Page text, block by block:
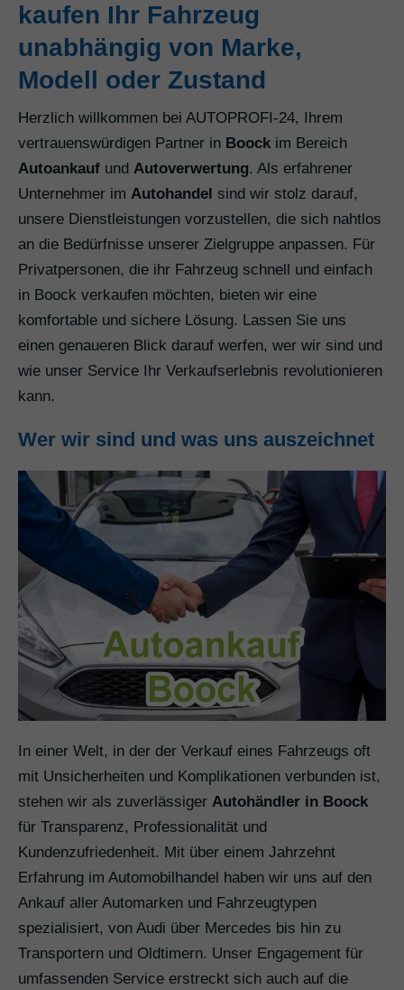
kaufen Ihr Fahrzeug
unabhängig von Marke,
Modell oder Zustand
Herzlich willkommen bei AUTOPROFI-24, Ihrem
vertrauenswürdigen Partner in Boock im Bereich
Autoankauf und Autoverwertung. Als erfahrener
Unternehmer im Autohandel sind wir stolz darauf,
unsere Dienstleistungen vorzustellen, die sich nahtlos
an die Bedürfnisse unserer Zielgruppe anpassen. Für
Privatpersonen, die ihr Fahrzeug schnell und einfach
in Boock verkaufen möchten, bieten wir eine
komfortable und sichere Lösung. Lassen Sie uns
einen genaueren Blick darauf werfen, wer wir sind und
wie unser Service Ihr Verkaufserlebnis revolutionieren
kann.
Wer wir sind und was uns auszeichnet
In einer Welt, in der der Verkauf eines Fahrzeugs oft
mit Unsicherheiten und Komplikationen verbunden ist,
stehen wir als zuverlässiger Autohändler in Boock
für Transparenz, Professionalität und
Kundenzufriedenheit. Mit über einem Jahrzehnt
Erfahrung im Automobilhandel haben wir uns auf den
Ankauf aller Automarken und Fahrzeugtypen
spezialisiert, von Audi über Mercedes bis hin zu
Transportern und Oldtimern. Unser Engagement für
umfassenden Service erstreckt sich auch auf die